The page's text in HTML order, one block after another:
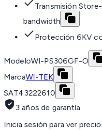
Transmisión
bandwidth
Protección 6KV
ModeloWI-PS306GF-O
MarcaWI-TEK
SAT43222610
3 años de garantía
Inicia sesión para ver